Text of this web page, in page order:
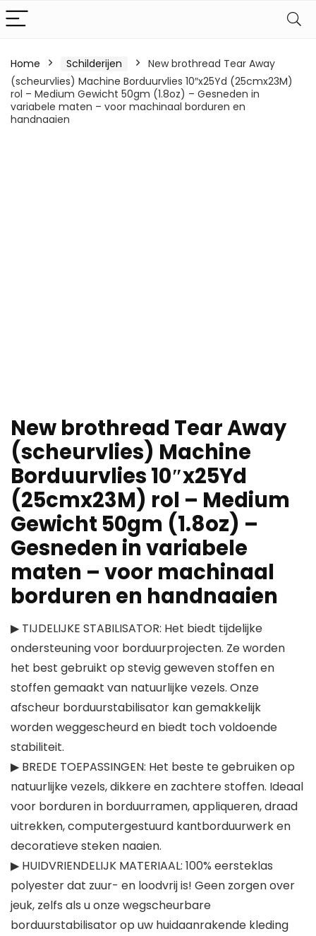
Home Schilderijen
New brothread Tear Away
(scheurvlies) Machine Borduurvlies 10″x25Yd (25cmx23M)
rol – Medium Gewicht 50gm (1.8oz) – Gesneden in
variabele maten – voor machinaal borduren en
handnaaien
New brothread Tear Away
(scheurvlies) Machine
Borduurvlies 10″x25Yd
(25cmx23M) rol – Medium
Gewicht 50gm (1.8oz) –
Gesneden in variabele
maten – voor machinaal
borduren en handnaaien
▶ TIJDELIJKE STABILISATOR: Het biedt tijdelijke
ondersteuning voor borduurprojecten. Ze worden
het best gebruikt op stevig geweven stoffen en
stoffen gemaakt van natuurlijke vezels. Onze
afscheur borduurstabilisator kan gemakkelijk
worden weggescheurd en biedt toch voldoende
stabiliteit.
▶ BREDE TOEPASSINGEN: Het beste te gebruiken op
natuurlijke vezels, dikkere en zachtere stoffen. Ideaal
voor borduren in borduurramen, appliqueren, draad
uitrekken, computergestuurd kantborduurwerk en
decoratieve steken naaien.
▶ HUIDVRIENDELIJK MATERIAAL: 100% eersteklas
polyester dat zuur- en loodvrij is! Geen zorgen over
jeuk, zelfs als u onze wegscheurbare
borduurstabilisator op uw huidaanrakende kleding